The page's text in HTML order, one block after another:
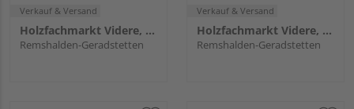
Verkauf & Versand
Holzfachmarkt Videre, Remshalden
Remshalden-Geradstetten
Verkauf & Versand
Holzfachmarkt Videre, Remshalden
Remshalden-Geradstetten